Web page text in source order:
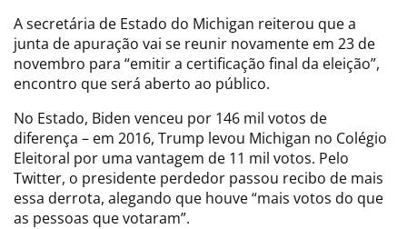
A secretária de Estado do Michigan reiterou que a
junta de apuração vai se reunir novamente em 23 de
novembro para “emitir a certificação final da eleição”,
encontro que será aberto ao público.
No Estado, Biden venceu por 146 mil votos de
diferença – em 2016, Trump levou Michigan no Colégio
Eleitoral por uma vantagem de 11 mil votos. Pelo
Twitter, o presidente perdedor passou recibo de mais
essa derrota, alegando que houve “mais votos do que
as pessoas que votaram”.